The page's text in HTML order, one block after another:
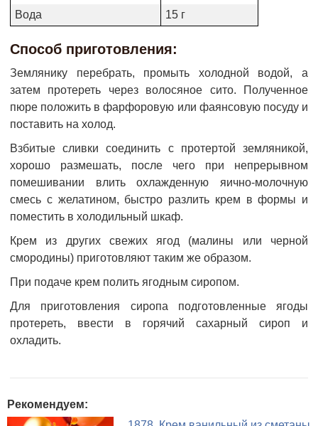
Вода
15 г
Способ приготовления:
Землянику перебрать, промыть холодной водой, а
затем протереть через волосяное сито. Полученное
пюре положить в фарфоровую или фаянсовую посуду и
поставить на холод.
Взбитые сливки соединить с протертой земляникой,
хорошо размешать, после чего при непрерывном
помешивании влить охлажденную яично-молочную
смесь с желатином, быстро разлить крем в формы и
поместить в холодильный шкаф.
Крем из других свежих ягод (малины или черной
смородины) приготовляют таким же образом.
При подаче крем полить ягодным сиропом.
Для приготовления сиропа подготовленные ягоды
протереть, ввести в горячий сахарный сироп и
охладить.
Рекомендуем: